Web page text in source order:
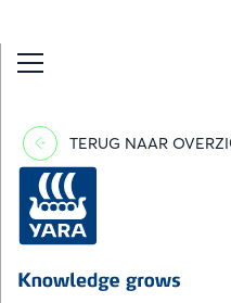
TERUG NAAR
Afbeelding